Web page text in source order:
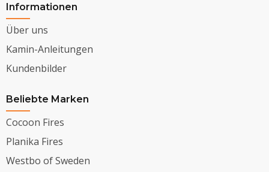
Informationen
Über uns
Kamin-Anleitungen
Kundenbilder
Beliebte Marken
Cocoon Fires
Planika Fires
Westbo of Sweden